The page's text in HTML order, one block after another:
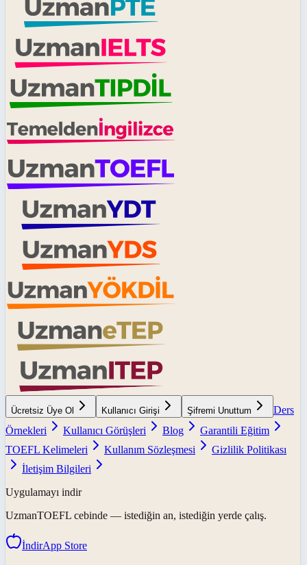
Ücretsiz Üye Ol Kullanıcı Girişi Şifremi Unuttum
Ders
Örnekleri
Kullanıcı Görüşleri Blog
Garantili Eğitim
TOEFL Kelimeleri
Kullanım Sözleşmesi
Gizlilik Politikası
İletişim Bilgileri
Uygulamayı indir
UzmanTOEFL cebinde — istediğin an, istediğin yerde çalış.
İndirApp Store